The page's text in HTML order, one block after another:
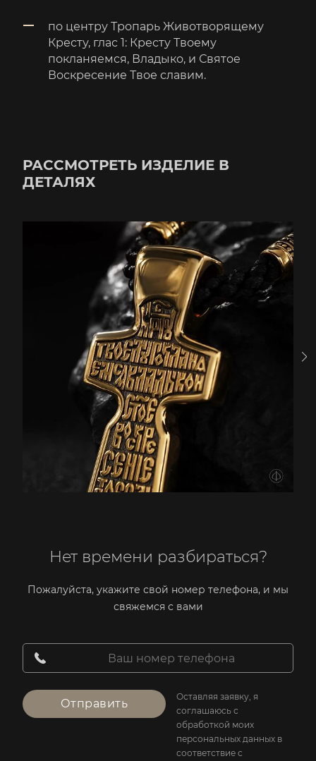
по центру Тропарь Животворящему
Кресту, глас 1: Кресту Твоему
покланяемся, Владыко, и Святое
Воскресение Твое славим.
РАССМОТРЕТЬ ИЗДЕЛИЕ В
ДЕТАЛЯХ
Нет времени разбираться?
Пожалуйста, укажите свой номер телефона, и мы
свяжемся с вами
Отправить
Оставляя заявку, я
соглашаюсь с
обработкой моих
персональных данных в
соответствие с